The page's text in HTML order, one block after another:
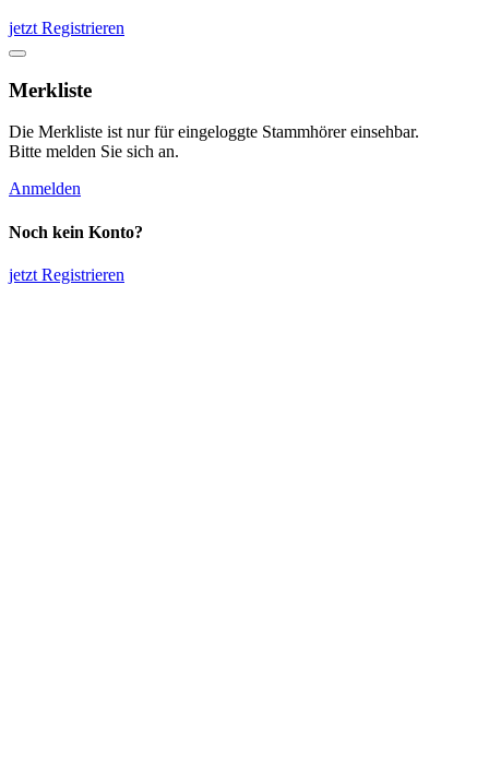
jetzt Registrieren
Merkliste
Die Merkliste ist nur für eingeloggte Stammhörer einsehbar.
Bitte melden Sie sich an.
Anmelden
Noch kein Konto?
jetzt Registrieren